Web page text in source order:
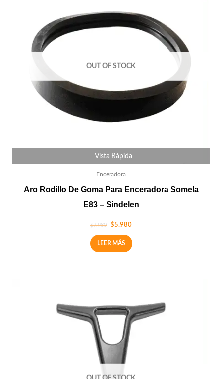
OUT OF STOCK
Vista Rápida
Enceradora
Aro Rodillo De Goma Para Enceradora Somela
E83 – Sindelen
$7.980 $5.980
LEER MÁS